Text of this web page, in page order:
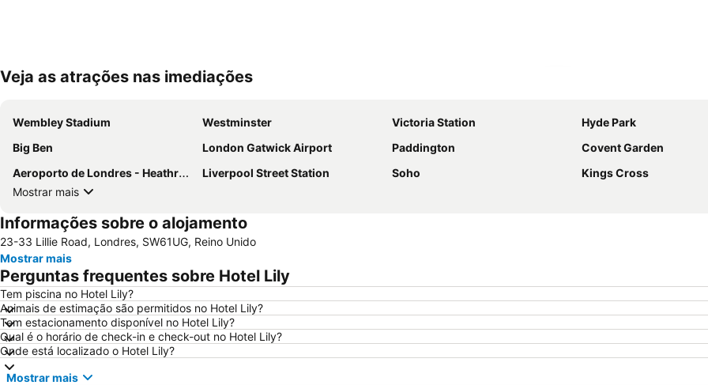
Veja as atrações nas imediações
Wembley Stadium Westminster Victoria Station
Hyde Park
Big Ben
London Gatwick Airport Paddington
Covent Garden
Aeroporto de Londres - Heathrow
Liverpool Street Station Soho
Kings Cross
Mostrar mais
Informações sobre o alojamento
23-33 Lillie Road, Londres, SW61UG, Reino Unido
Mostrar mais
Perguntas frequentes sobre Hotel Lily
Tem piscina no Hotel Lily?
Animais de estimação são permitidos no Hotel Lily?
Tem estacionamento disponível no Hotel Lily?
Qual é o horário de check-in e check-out no Hotel Lily?
Onde está localizado o Hotel Lily?
Mostrar mais